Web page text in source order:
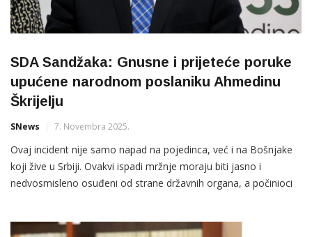
SDA Sandžaka: Gnusne i prijeteće poruke
upućene narodnom poslaniku Ahmedinu
Škrijelju
SNews 7. Novembra 2025.
Ovaj incident nije samo napad na pojedinca, već i na Bošnjake
koji žive u Srbiji. Ovakvi ispadi mržnje moraju biti jasno i
nedvosmisleno osuđeni od strane državnih organa, a počinioci